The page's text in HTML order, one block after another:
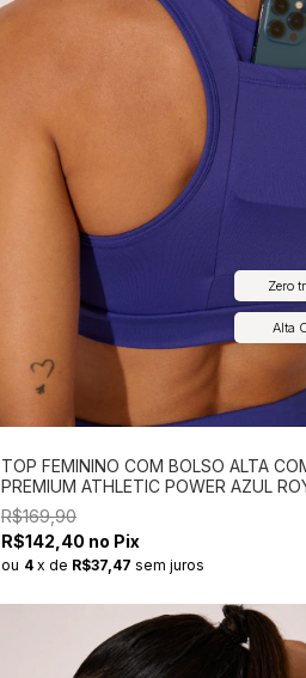
Alta
Zero
TOP FEMININO COM BOLSO ALTA
PREMIUM ATHLETIC POWER AZUL
R$169,90
R$142,40 no Pix
ou 4 x de R$37,47 sem juros